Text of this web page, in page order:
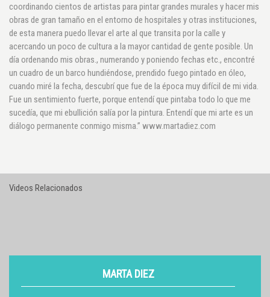
coordinando cientos de artistas para pintar grandes murales y hacer mis
obras de gran tamaño en el entorno de hospitales y otras instituciones,
de esta manera puedo llevar el arte al que transita por la calle y
acercando un poco de cultura a la mayor cantidad de gente posible. Un
día ordenando mis obras., numerando y poniendo fechas etc., encontré
un cuadro de un barco hundiéndose, prendido fuego pintado en óleo,
cuando miré la fecha, descubrí que fue de la época muy difícil de mi vida.
Fue un sentimiento fuerte, porque entendí que pintaba todo lo que me
sucedía, que mi ebullición salía por la pintura. Entendí que mi arte es un
diálogo permanente conmigo misma.” www.martadiez.com
Videos Relacionados
MARTA DIEZ